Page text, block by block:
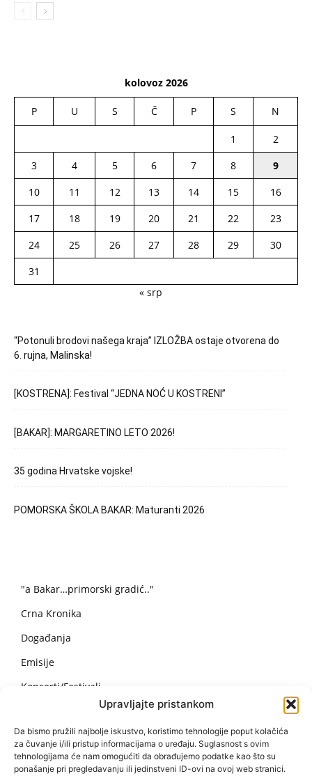
Upravljajte pristankom
Da bismo pružili najbolje iskustvo, koristimo tehnologije poput kolačića
za čuvanje i/ili pristup informacijama o uređaju. Suglasnost s ovim
tehnologijama će nam omogućiti da obrađujemo podatke kao što su
ponašanje pri pregledavanju ili jedinstveni ID-ovi na ovoj web stranici.
kolovoz 2026
P U S Č P S N
1
2
3
4 5 6 7 8
9
10
11 12 13 14 15
16
17
18 19 20 21 22
23
24
25 26 27 28 29
30
31
« srp
“Potonuli brodovi našega kraja” IZLOŽBA ostaje otvorena do
6. rujna, Malinska!
[KOSTRENA]: Festival “JEDNA NOĆ U KOSTRENI”
[BAKAR]: MARGARETINO LETO 2026!
35 godina Hrvatske vojske!
POMORSKA ŠKOLA BAKAR: Maturanti 2026
"a Bakar…primorski gradić.."
Crna Kronika
Događanja
Emisije
Koncerti/Festivali
Nekategorizirano
Obavijesti i Događanja
Recepti